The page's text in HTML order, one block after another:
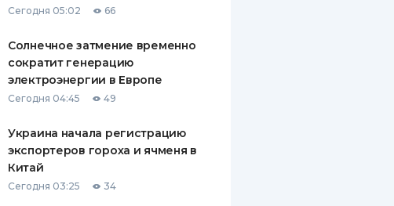
КОМПАНИЯХ
КОНТАКТЫ
Сегодня 05:02 66
Солнечное затмение временно
сократит генерацию
электроэнергии в Европе
Сегодня 04:45 49
Украина начала регистрацию
экспортеров гороха и ячменя в
Китай
Сегодня 03:25 34